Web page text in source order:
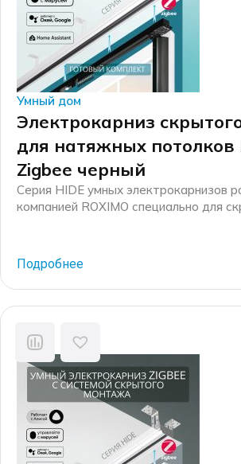
Умный дом
Электрокарниз
для натяжных потолков
Zigbee черный
Серия HIDE умных электрокарнизов
компанией ROXIMO специально для
профиль и заглушки для него,
для электрокарниза узкого формата,
профилей и крепежные элементы. В
электрокарниз вставляется в
Компания […]
Подробнее